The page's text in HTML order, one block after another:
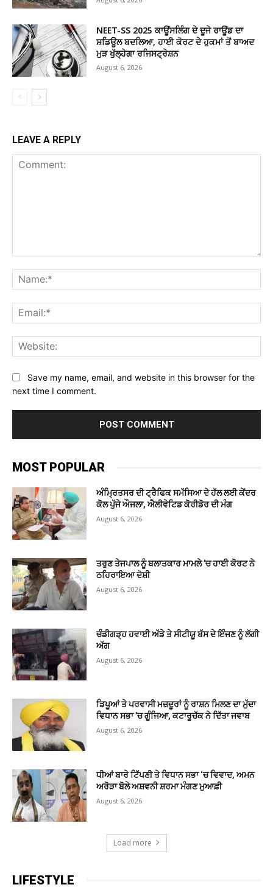
NEET-SS 2025 ਕਾਊਂਸਲਿੰਗ ਦੇ ਦੂਜੇ ਰਾਊਂਡ ਦਾ
ਸ਼ਡਿਊਲ ਬਦਲਿਆ, ਹਾਈ ਕੋਰਟ ਦੇ ਹੁਕਮਾਂ ਤੋਂ ਬਾਅਦ
ਮੁੜ ਖੁੱਲ੍ਹੇਗਾ ਰਜਿਸਟ੍ਰੇਸ਼ਨ
August 6, 2026
LEAVE A REPLY
Save my name, email, and website in this browser for the
next time I comment.
MOST POPULAR
ਅੰਮ੍ਰਿਤਸਰ ਦੀ ਟ੍ਰੈਫਿਕ ਸਮੱਸਿਆ ਦੇ ਹੱਲ ਲਈ ਕੇਂਦਰ
ਕੋਲ ਪੁੱਜੇ ਔਜਲਾ, ਐਲੀਵੇਟਿਡ ਕੋਰੀਡੋਰ ਦੀ ਮੰਗ
August 6, 2026
ਤਰੁਣ ਤੇਜਪਾਲ ਨੂੰ ਬਲਾਤਕਾਰ ਮਾਮਲੇ ’ਚ ਹਾਈ ਕੋਰਟ ਨੇ
ਠਹਿਰਾਇਆ ਦੋਸ਼ੀ
August 6, 2026
ਚੰਡੀਗੜ੍ਹ ਹਵਾਈ ਅੱਡੇ ਤੇ ਸੀਟੀਯੂ ਬੱਸ ਦੇ ਇੰਜਣ ਨੂੰ ਲੱਗੀ
ਅੱਗ
August 6, 2026
ਡਿਪੂਆਂ ਤੇ ਪਰਵਾਸੀ ਮਜ਼ਦੂਰਾਂ ਨੂੰ ਰਾਸ਼ਨ ਮਿਲਣ ਦਾ ਮੁੱਦਾ
ਵਿਧਾਨ ਸਭਾ ’ਚ ਗੂੰਜਿਆ, ਕਟਾਰੂਚੱਕ ਨੇ ਦਿੱਤਾ ਜਵਾਬ
August 6, 2026
ਧੀਆਂ ਬਾਰੇ ਟਿੱਪਣੀ ਤੇ ਵਿਧਾਨ ਸਭਾ ‘ਚ ਵਿਵਾਦ, ਅਮਨ
ਅਰੋੜਾ ਬੋਲੇ ਅਸ਼ਵਨੀ ਸ਼ਰਮਾ ਮੰਗਣ ਮੁਆਫ਼ੀ
August 6, 2026
Load more
LIFESTYLE